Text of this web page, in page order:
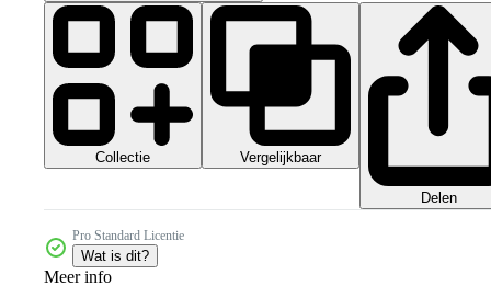
Collectie Vergelijkbaar
Delen
Pro Standard Licentie
Wat is dit?
Meer info